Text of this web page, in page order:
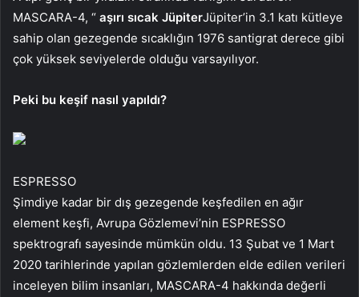
MASCARA-4, “ aşırı sıcak JüpiterJüpiter’in 3.1 katı kütleye
sahip olan gezegende sıcaklığın 1976 santigrat derece gibi
çok yüksek seviyelerde olduğu varsayılıyor.
Peki bu keşif nasıl yapıldı?
ESPRESSO
Şimdiye kadar bir dış gezegende keşfedilen en ağır
element keşfi, Avrupa Gözlemevi’nin ESPRESSO
spektrografı sayesinde mümkün oldu. 13 Şubat ve 1 Mart
2020 tarihlerinde yapılan gözlemlerden elde edilen verileri
inceleyen bilim insanları, MASCARA-4 hakkında değerli